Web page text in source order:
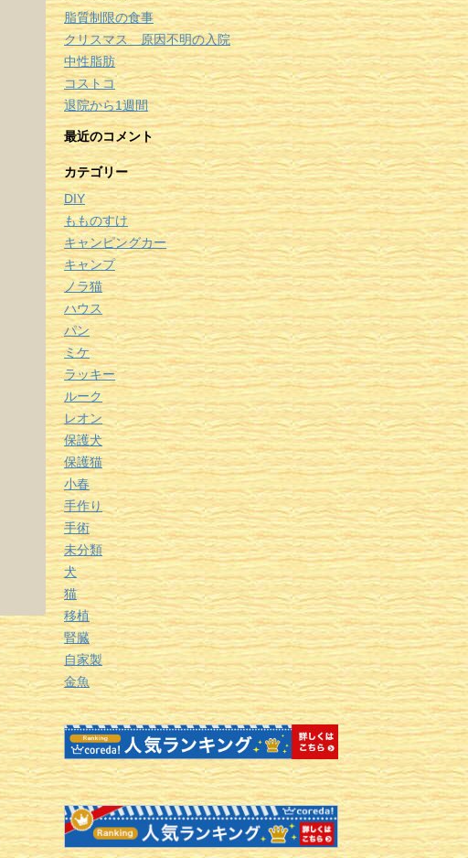
脂質制限の食事
クリスマス 原因不明の入院
中性脂肪
コストコ
退院から1週間
最近のコメント
カテゴリー
DIY
もものすけ
キャンピングカー
キャンプ
ノラ猫
ハウス
パン
ミケ
ラッキー
ルーク
レオン
保護犬
保護猫
小春
手作り
手術
未分類
犬
猫
移植
腎臓
自家製
金魚